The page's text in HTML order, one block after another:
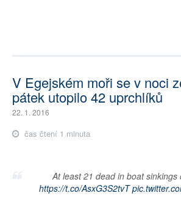
V Egejském moři se v noci
pátek utopilo 42 uprchlíků
22. 1. 2016
čas čtení 1 minuta
At least 21 dead in boat sinkings
https://t.co/AsxG3S2tvT